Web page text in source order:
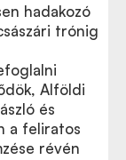
hadakozó
trónig
Alföldi
és
a feliratos
révén